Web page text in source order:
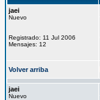
jaei
Nuevo
Registrado: 11 Jul 2006
Mensajes: 12
Volver arriba
jaei
Nuevo